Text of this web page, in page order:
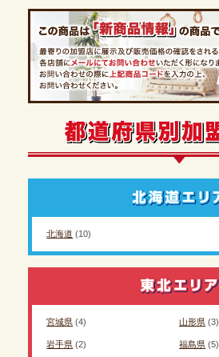
北海道 (10)
宮城県 (4) 山形県(3)
岩手県 (2) 福島県(5)